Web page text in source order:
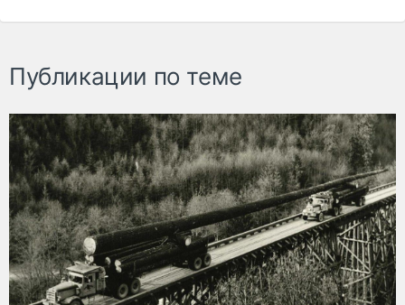
Публикации по теме